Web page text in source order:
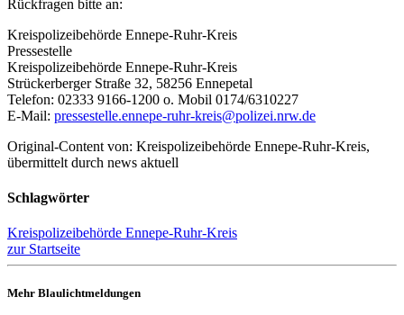
Rückfragen bitte an:
Kreispolizeibehörde Ennepe-Ruhr-Kreis
Pressestelle
Kreispolizeibehörde Ennepe-Ruhr-Kreis
Strückerberger Straße 32, 58256 Ennepetal
Telefon: 02333 9166-1200 o. Mobil 0174/6310227
E-Mail: pressestelle.ennepe-ruhr-kreis@polizei.nrw.de
Original-Content von: Kreispolizeibehörde Ennepe-Ruhr-Kreis,
übermittelt durch news aktuell
Schlagwörter
Kreispolizeibehörde Ennepe-Ruhr-Kreis
zur Startseite
Mehr Blaulichtmeldungen